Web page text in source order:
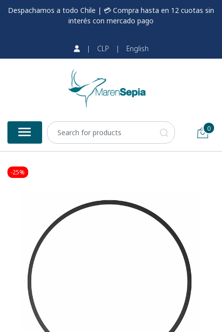
Despachamos a todo Chile | 💳 Compra hasta en 12 cuotas sin
interés con mercado pago
| CLP | English
0
-25%